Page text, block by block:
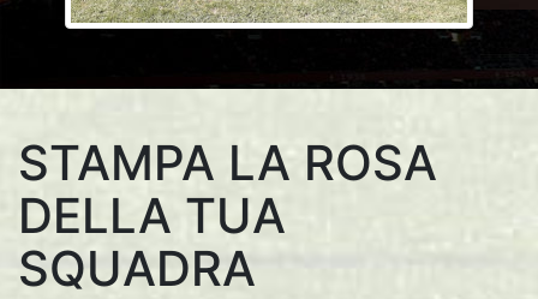
STAMPA LA ROSA
DELLA TUA
SQUADRA